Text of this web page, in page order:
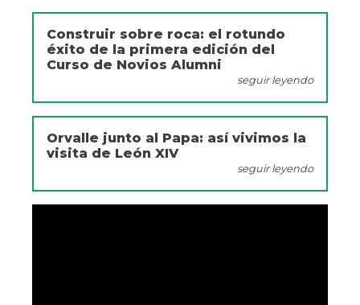
Construir sobre roca: el rotundo
éxito de la primera edición del
Curso de Novios Alumni
seguir leyendo
Orvalle junto al Papa: así vivimos la
visita de León XIV
seguir leyendo